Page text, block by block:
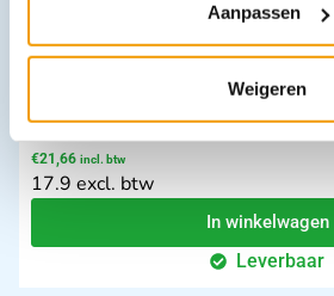
Aanpassen
Weigeren
€21,66 incl. btw
17.9 excl. btw
In winkelwagen
Leverbaar